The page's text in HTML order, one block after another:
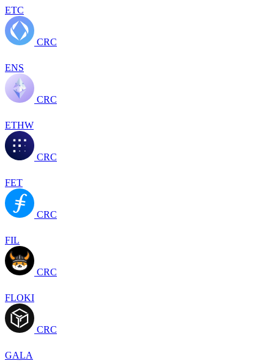
ETC
CRC
ENS
CRC
ETHW
CRC
FET
CRC
FIL
CRC
FLOKI
CRC
GALA